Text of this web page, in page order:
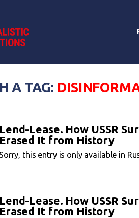
A TAG:
Lend-Lease. How USSR
Erased It from History
Sorry, this entry is only available in
Lend-Lease. How USSR
Erased It from History